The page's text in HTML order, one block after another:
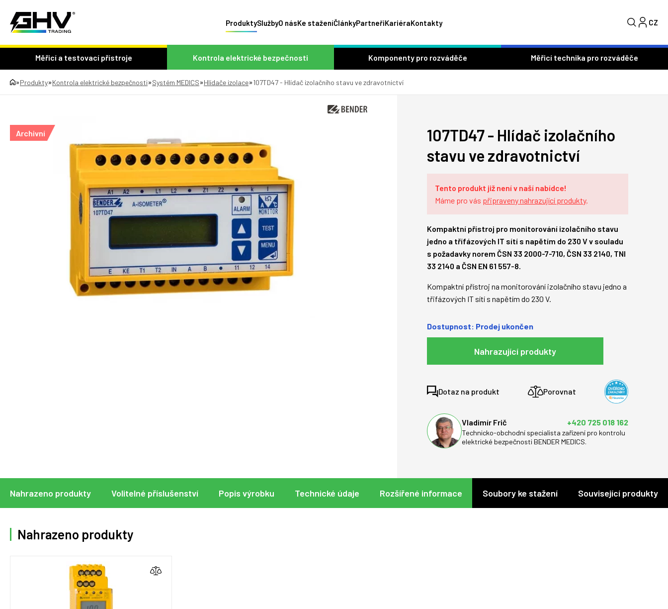
ProduktySlužbyO násKe staženíČlánkyPartneřiKariéraKontakty CZ
Měřicí a testovací přístroje Kontrola elektrické bezpečnosti Komponenty pro rozváděče Měřicí technika pro rozváděče
»Produkty»Kontrola elektrické bezpečnosti»Systém MEDICS»Hlídače izolace»107TD47 - Hlídač izolačního stavu ve zdravotnictví
Archivní
107TD47 - Hlídač izolačního
stavu ve zdravotnictví
Tento produkt již není v naší nabídce!
Máme pro vás připraveny nahrazující produkty.
Kompaktní přístroj pro monitorování izolačního stavu
jedno a třífázových IT sítí s napětím do 230 V v souladu
s požadavky norem ČSN 33 2000-7-710, ČSN 33 2140, TNI
33 2140 a ČSN EN 61 557-8.
Kompaktní přístroj na monitorování izolačního stavu jedno a
třifázových IT sítí s napětím do 230 V.
Dostupnost: Prodej ukončen
Nahrazující produkty
Dotaz na produkt Porovnat
Vladimír Frič +420 725 018 162
Technicko-obchodní specialista zařízení pro kontrolu
elektrické bezpečnosti BENDER MEDICS.
Nahrazeno produkty Volitelné příslušenství Popis výrobku Technické údaje Rozšířené informace Soubory ke stažení Související produkty
Nahrazeno produkty